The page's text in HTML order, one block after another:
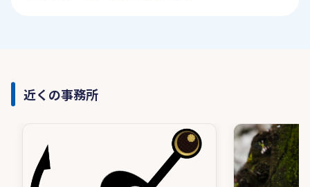
近くの事務所